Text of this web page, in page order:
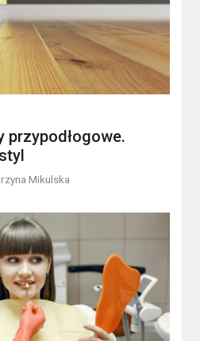
przypodłogowe.
Mikulska